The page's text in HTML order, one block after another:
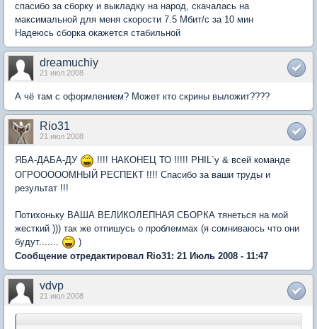
спасибо за сборку и выкладку на народ, скачалась на
максимальной для меня скорости 7.5 Мбит/c за 10 мин
Надеюсь сборка окажется стабильной
dreamuchiy
21 июл 2008
А чё там с оформлением? Может кто скрины выложит????
Rio31
21 июл 2008
ЯБА-ДАБА-ДУ
!!!! НАКОНЕЦ ТО !!!!! PHIL`у & всей команде
ОГРОООООМНЫЙ РЕСПЕКТ !!!! Спасибо за ваши труды и
результат !!!
Потихоньку ВАША ВЕЛИКОЛЕПНАЯ СБОРКА тянеться на мой
жесткий ))) так же отпишусь о проблеммах (я сомниваюсь что они
будут.......
)
Сообщение отредактировал Rio31: 21 Июль 2008 - 11:47
vdvp
21 июл 2008